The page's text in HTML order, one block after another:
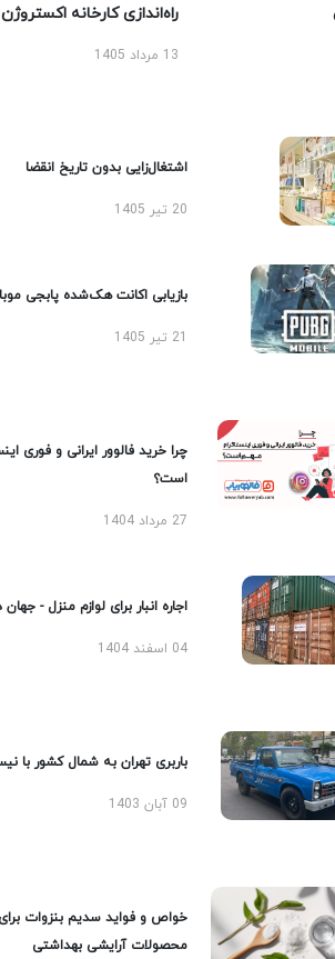
راه‌اندازی کارخانه اکستروژن
13 مرداد 1405
اشتغال‌زایی بدون تاریخ انقضا
20 تیر 1405
بازیابی اکانت هک‌شده پابجی
چرا خرید فالوور ایرانی و فوری
است؟
27 مرداد 1404
اجاره انبار برای لوازم منزل - جهان
04 اسفند 1404
باربری تهران به شمال کشور با
09 آبان 1403
خواص و فواید سدیم بنزوات
محصولات آرایشی بهداشتی